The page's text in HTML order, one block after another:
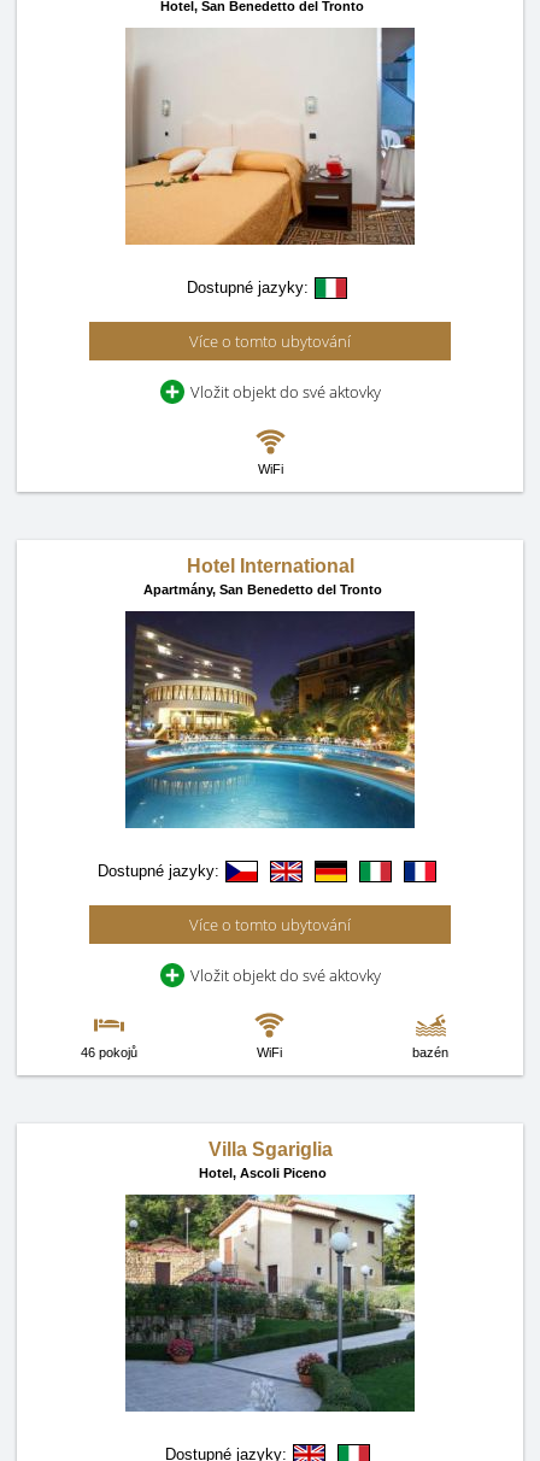
Hotel, San Benedetto del Tronto
Dostupné jazyky:
Více o tomto ubytování
Vložit objekt do své aktovky
WiFi
Hotel International
Apartmány, San Benedetto del Tronto
Dostupné jazyky:
Více o tomto ubytování
Vložit objekt do své aktovky
46 pokojů WiFi bazén
Villa Sgariglia
Hotel, Ascoli Piceno
Dostupné jazyky: